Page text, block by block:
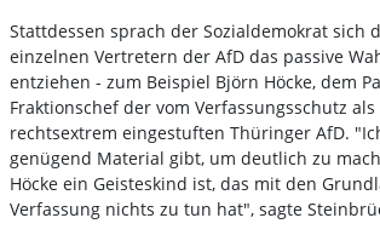
Stattdessen sprach der Sozialdemokrat sich
einzelnen Vertretern der AfD das passive
entziehen - zum Beispiel Björn Höcke, dem
Fraktionschef der vom Verfassungsschutz
rechtsextrem eingestuften Thüringer AfD.
genügend Material gibt, um deutlich zu
Höcke ein Geisteskind ist, das mit den
Verfassung nichts zu tun hat", sagte